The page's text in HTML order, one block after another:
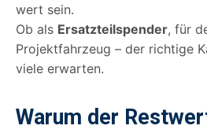
wert sein.
Ob als Ersatzteilspender, für
Projektfahrzeug – der richtige
viele erwarten.
Warum der